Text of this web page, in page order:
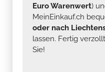
Euro Warenwert)
MeinEinkauf.ch
oder nach
lassen. Fertig
Sie!